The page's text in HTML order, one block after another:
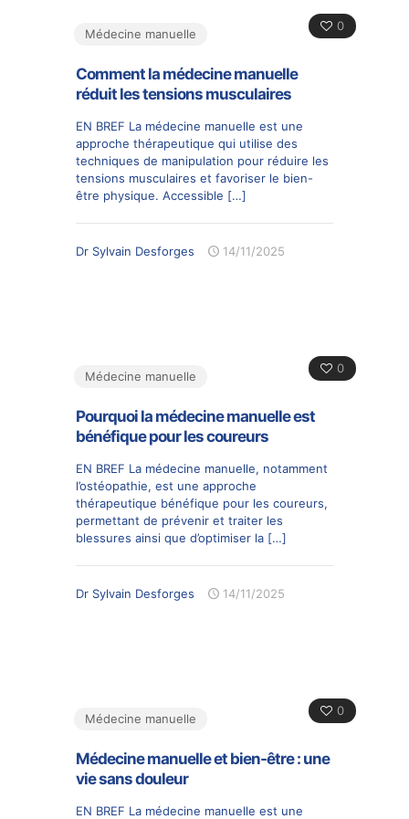
0
Médecine manuelle
Comment la médecine manuelle
réduit les tensions musculaires
EN BREF La médecine manuelle est une
approche thérapeutique qui utilise des
techniques de manipulation pour réduire les
tensions musculaires et favoriser le bien-
être physique. Accessible […]
Dr Sylvain Desforges 14/11/2025
0
Médecine manuelle
Pourquoi la médecine manuelle est
bénéfique pour les coureurs
EN BREF La médecine manuelle, notamment
l’ostéopathie, est une approche
thérapeutique bénéfique pour les coureurs,
permettant de prévenir et traiter les
blessures ainsi que d’optimiser la […]
Dr Sylvain Desforges 14/11/2025
0
Médecine manuelle
Médecine manuelle et bien-être : une
vie sans douleur
EN BREF La médecine manuelle est une